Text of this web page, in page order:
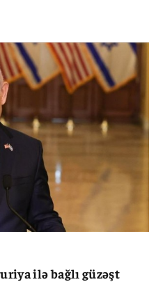
ilə bağlı güzəşt